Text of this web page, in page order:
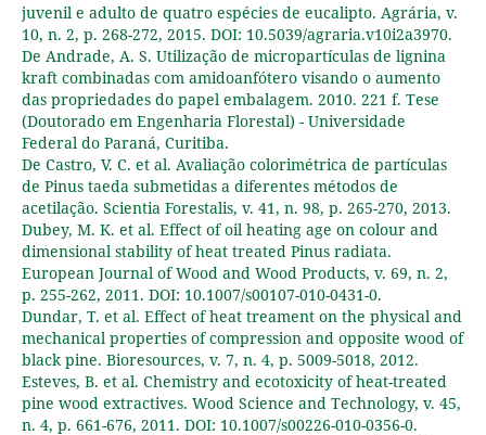
juvenil e adulto de quatro espécies de eucalipto. Agrária, v.
10, n. 2, p. 268-272, 2015. DOI: 10.5039/agraria.v10i2a3970.
De Andrade, A. S. Utilização de micropartículas de lignina
kraft combinadas com amidoanfótero visando o aumento
das propriedades do papel embalagem. 2010. 221 f. Tese
(Doutorado em Engenharia Florestal) - Universidade
Federal do Paraná, Curitiba.
De Castro, V. C. et al. Avaliação colorimétrica de partículas
de Pinus taeda submetidas a diferentes métodos de
acetilação. Scientia Forestalis, v. 41, n. 98, p. 265-270, 2013.
Dubey, M. K. et al. Effect of oil heating age on colour and
dimensional stability of heat treated Pinus radiata.
European Journal of Wood and Wood Products, v. 69, n. 2,
p. 255-262, 2011. DOI: 10.1007/s00107-010-0431-0.
Dundar, T. et al. Effect of heat treament on the physical and
mechanical properties of compression and opposite wood of
black pine. Bioresources, v. 7, n. 4, p. 5009-5018, 2012.
Esteves, B. et al. Chemistry and ecotoxicity of heat-treated
pine wood extractives. Wood Science and Technology, v. 45,
n. 4, p. 661-676, 2011. DOI: 10.1007/s00226-010-0356-0.